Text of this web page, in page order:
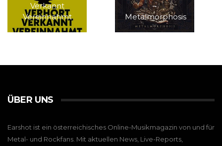
Verkannt
Vereinnahmt
–
Metalmorphosis
ÜBER UNS
Earshot ist ein österreichisches Online-Musikmagazin von und für
Metal- und Rockfans. Mit aktuellen News, Live-Reports,